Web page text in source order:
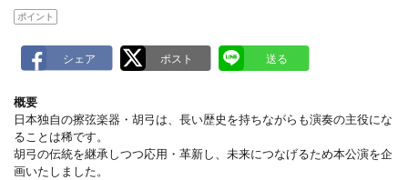
ポイント
概要
日本独自の擦弦楽器・胡弓は、長い歴史を持ちながらも演奏の主役にな
ることは稀です。
胡弓の伝統を継承しつつ応用・革新し、未来につなげるため本公演を企
画いたしました。